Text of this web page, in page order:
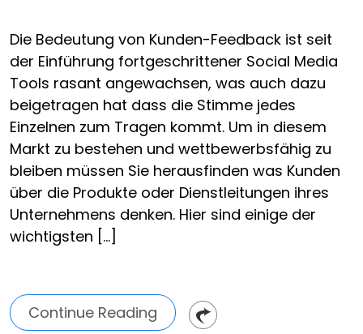
Die Bedeutung von Kunden-Feedback ist seit
der Einführung fortgeschrittener Social Media
Tools rasant angewachsen, was auch dazu
beigetragen hat dass die Stimme jedes
Einzelnen zum Tragen kommt. Um in diesem
Markt zu bestehen und wettbewerbsfähig zu
bleiben müssen Sie herausfinden was Kunden
über die Produkte oder Dienstleitungen ihres
Unternehmens denken. Hier sind einige der
wichtigsten […]
Continue Reading